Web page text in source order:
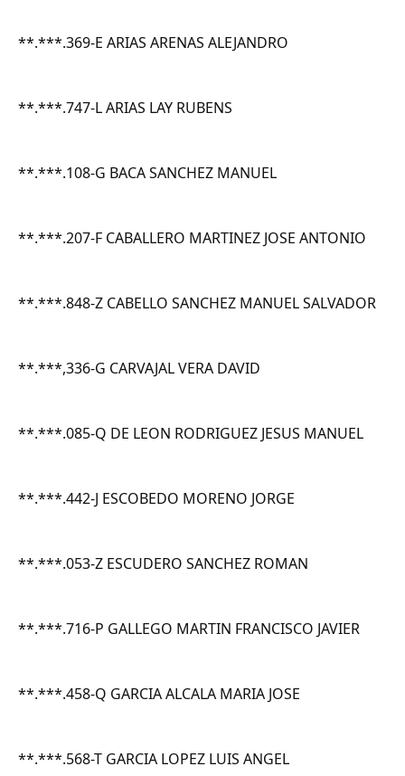
**.***.369-E ARIAS ARENAS ALEJANDRO
**.***.747-L ARIAS LAY RUBENS
**.***.108-G BACA SANCHEZ MANUEL
**.***.207-F CABALLERO MARTINEZ JOSE ANTONIO
**.***.848-Z CABELLO SANCHEZ MANUEL SALVADOR
**.***,336-G CARVAJAL VERA DAVID
**.***.085-Q DE LEON RODRIGUEZ JESUS MANUEL
**.***.442-J ESCOBEDO MORENO JORGE
**.***.053-Z ESCUDERO SANCHEZ ROMAN
**.***.716-P GALLEGO MARTIN FRANCISCO JAVIER
**.***.458-Q GARCIA ALCALA MARIA JOSE
**.***.568-T GARCIA LOPEZ LUIS ANGEL